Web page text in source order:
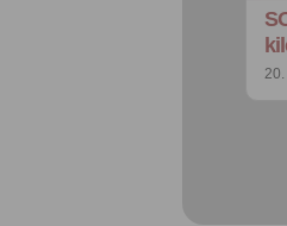
20.